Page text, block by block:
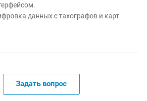
данных с тахографов и карт
Задать вопрос